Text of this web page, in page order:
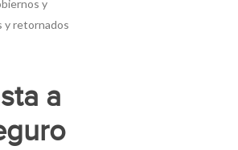
y
y retornados
a